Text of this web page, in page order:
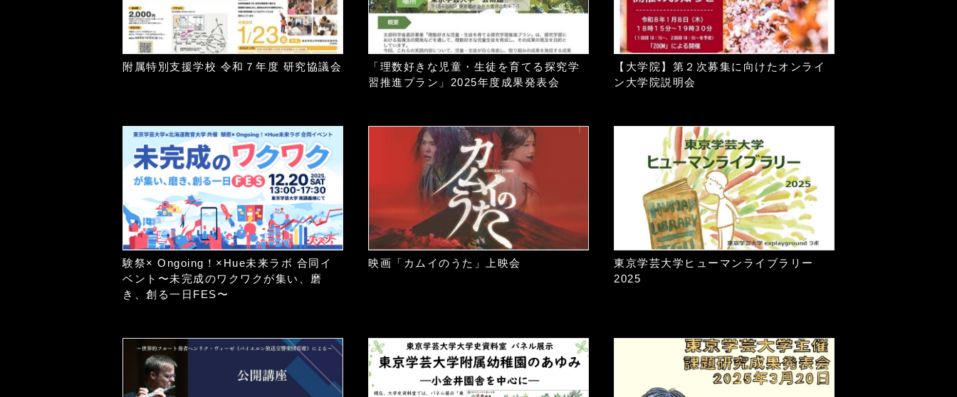
附属特別支援学校 令和７年度 研究協議会
「理数好きな児童・生徒を育てる探究学
習推進プラン」2025年度成果発表会
【大学院】第２次募集に向けたオンライ
ン大学院説明会
験祭× Ongoing！×Hue未来ラボ 合同イ
ベント〜未完成のワクワクが集い、磨
き、創る一日FES〜
映画「カムイのうた」上映会
東京学芸大学ヒューマンライブラリー
2025